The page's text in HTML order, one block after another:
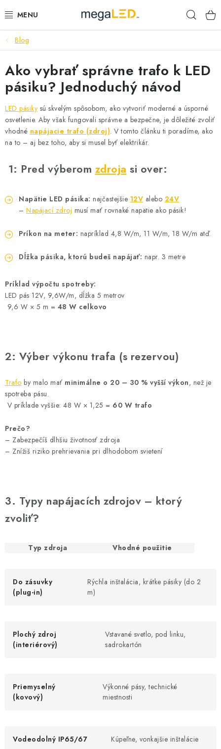
na
PRIEMYSEL
SVIETIDLÁ
ŽIAROVKY A TRUBICE
PRACOVNÉ SVIETIDLÁ
ELEKTROMATERIÁL
VENTILÁTORY
SAMSUNG SVIETIDLÁ
OBCHODNÉ PODMIENKY
O NÁS - MEGALED & JANTON ZÁKAMENNÉ
Reklamácie a formulár na odstúpenie od zmluvy
Obchodné podmienky
O nás - MEGALED & JANTON Zákamenné
Zľavy pre profíkov
Blog
Ako vybrať správne trafo k LED
pásiku? Jednoduchý návod
LED pásiky sú skvelým spôsobom, ako vytvoriť moderné a úsporné
osvetlenie. Aby však fungovali správne a bezpečne, je dôležité zvoliť
vhodné napájacie trafo (zdroj). V tomto článku ti poradíme, ako
na to – aj bez toho, aby si musel byť elektrikár.
1: Pred výberom zdroja si over:
Napätie LED pásika: najčastejšie 12V alebo 24V
– Napájací zdroj musí mať rovnaké napätie ako pásik!
Príkon na meter: napríklad 4,8 W/m, 11 W/m, 18 W/m atď.
Dĺžka pásika, ktorú budeš napájať: napr. 3 metre
Príklad výpočtu spotreby:
LED pás 12V, 9,6W/m, dĺžka 5 metrov
9,6 W × 5 m = 48 W celkovo
2: Výber výkonu trafa (s rezervou)
Trafo by malo mať minimálne o 20 – 30 % vyšší výkon, než je
spotreba pásu.
V príklade vyššie: 48 W × 1,25 = 60 W trafo
Prečo?
– Zabezpečíš dlhšiu životnosť zdroja
– Znížiš riziko prehrievania pri dlhodobom svietení
3. Typy napájacích zdrojov – ktorý
zvoliť?
Typ zdroja Vhodné použitie
Do zásuvky
(plug-in)
Rýchla inštalácia, krátke pásiky (do 2
m)
Plochý zdroj
(interiérový)
Vstavané svetlo, pod linku,
sadrokartón
Priemyselný
(kovový)
Výkonné pásy, technické
miestnosti
Vodeodolný IP65/67 Kúpeľne, vonkajšie inštalácie